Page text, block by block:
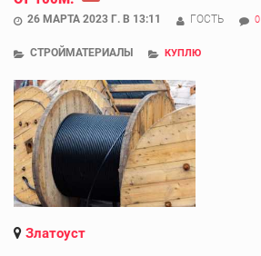
26 МАРТА 2023 Г. В 13:11 ГОСТЬ 0
СТРОЙМАТЕРИАЛЫ КУПЛЮ
Златоуст